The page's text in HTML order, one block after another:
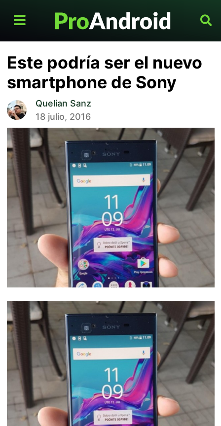
Este podría ser el nuevo
smartphone de Sony
Quelian Sanz
18 julio, 2016